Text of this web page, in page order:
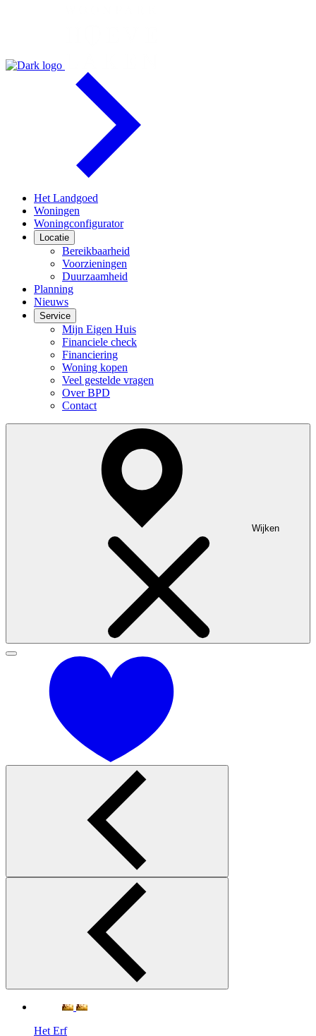
Het Landgoed
Woningen
Woningconfigurator
Locatie
Bereikbaarheid
Voorzieningen
Duurzaamheid
Planning
Nieuws
Service
Mijn Eigen Huis
Financiele check
Financiering
Woning kopen
Veel gestelde vragen
Over BPD
Contact
Wijken
Het Erf